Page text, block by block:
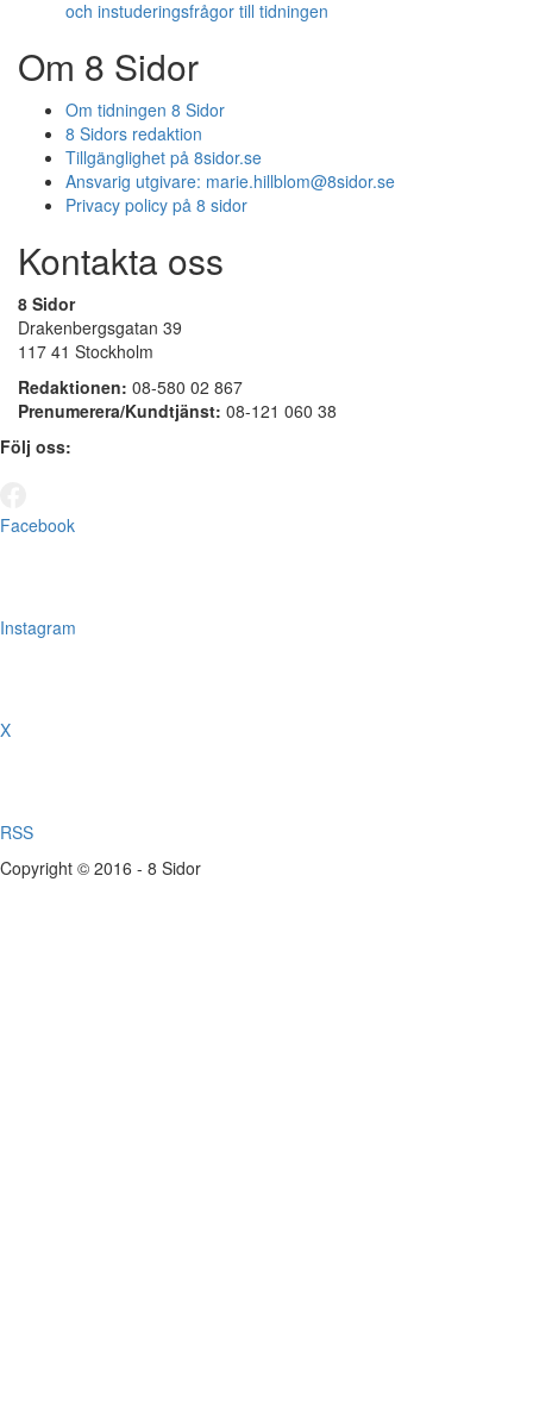
och instuderingsfrågor till tidningen
Om 8 Sidor
Om tidningen 8 Sidor
8 Sidors redaktion
Tillgänglighet på 8sidor.se
Ansvarig utgivare: marie.hillblom@8sidor.se
Privacy policy på 8 sidor
Kontakta oss
8 Sidor
Drakenbergsgatan 39
117 41 Stockholm
Redaktionen: 08-580 02 867
Prenumerera/Kundtjänst: 08-121 060 38
Följ oss:
Facebook
Instagram
X
RSS
Copyright © 2016 - 8 Sidor